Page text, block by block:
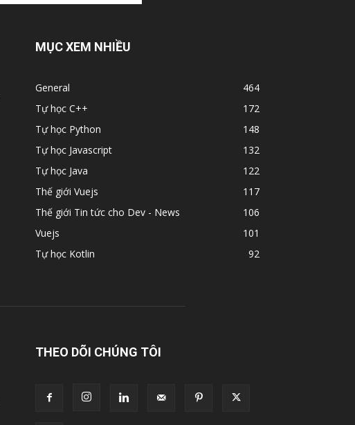
MỤC XEM NHIỀU
General
464
Tự học C++
172
Tự học Python
148
Tự học Javascript
132
Tự học Java
122
Thế giới Vuejs
117
Thế giới Tin tức cho Dev - News
106
Vuejs
101
Tự học Kotlin
92
THEO DÕI CHÚNG TÔI